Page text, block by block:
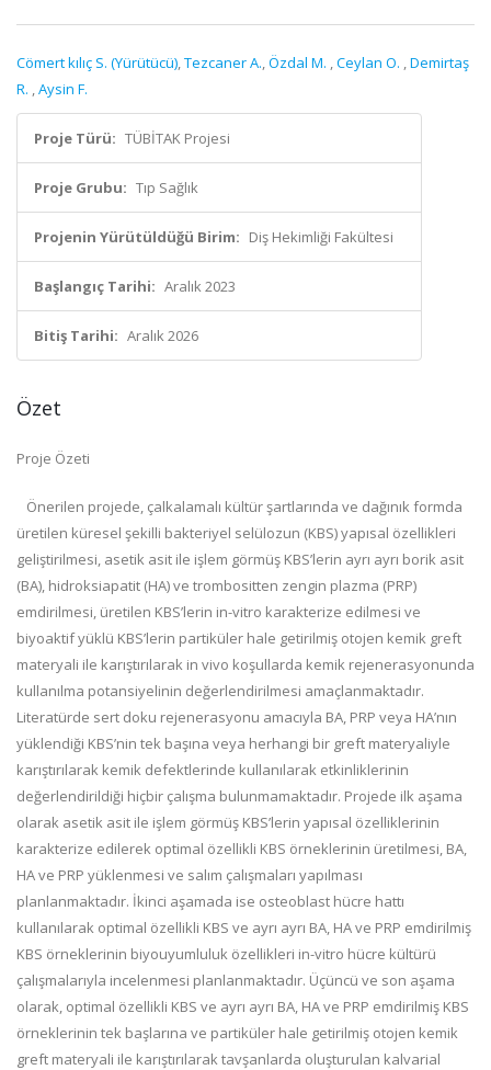
Cömert kılıç S. (Yürütücü),Tezcaner A.,Özdal M. ,Ceylan O. ,Demirtaş
R. ,Aysin F.
Proje Türü: TÜBİTAK Projesi
Proje Grubu: Tıp Sağlık
Projenin Yürütüldüğü Birim: Diş Hekimliği Fakültesi
Başlangıç Tarihi: Aralık 2023
Bitiş Tarihi: Aralık 2026
Özet
Proje Özeti
Önerilen projede, çalkalamalı kültür şartlarında ve dağınık formda
üretilen küresel şekilli bakteriyel selülozun (KBS) yapısal özellikleri
geliştirilmesi, asetik asit ile işlem görmüş KBS’lerin ayrı ayrı borik asit
(BA), hidroksiapatit (HA) ve trombositten zengin plazma (PRP)
emdirilmesi, üretilen KBS’lerin in-vitro karakterize edilmesi ve
biyoaktif yüklü KBS’lerin partiküler hale getirilmiş otojen kemik greft
materyali ile karıştırılarak in vivo koşullarda kemik rejenerasyonunda
kullanılma potansiyelinin değerlendirilmesi amaçlanmaktadır.
Literatürde sert doku rejenerasyonu amacıyla BA, PRP veya HA’nın
yüklendiği KBS’nin tek başına veya herhangi bir greft materyaliyle
karıştırılarak kemik defektlerinde kullanılarak etkinliklerinin
değerlendirildiği hiçbir çalışma bulunmamaktadır. Projede ilk aşama
olarak asetik asit ile işlem görmüş KBS’lerin yapısal özelliklerinin
karakterize edilerek optimal özellikli KBS örneklerinin üretilmesi, BA,
HA ve PRP yüklenmesi ve salım çalışmaları yapılması
planlanmaktadır. İkinci aşamada ise osteoblast hücre hattı
kullanılarak optimal özellikli KBS ve ayrı ayrı BA, HA ve PRP emdirilmiş
KBS örneklerinin biyouyumluluk özellikleri in-vitro hücre kültürü
çalışmalarıyla incelenmesi planlanmaktadır. Üçüncü ve son aşama
olarak, optimal özellikli KBS ve ayrı ayrı BA, HA ve PRP emdirilmiş KBS
örneklerinin tek başlarına ve partiküler hale getirilmiş otojen kemik
greft materyali ile karıştırılarak tavşanlarda oluşturulan kalvarial